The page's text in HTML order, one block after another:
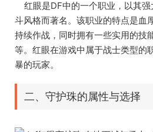
红眼是DF中的一个职业，以其
斗风格而著名。该职业的特点是血
持续作战，同时拥有一些实用的技
等。红眼在游戏中属于战士类型的
暴的玩家。
二、守护珠的属性与选择